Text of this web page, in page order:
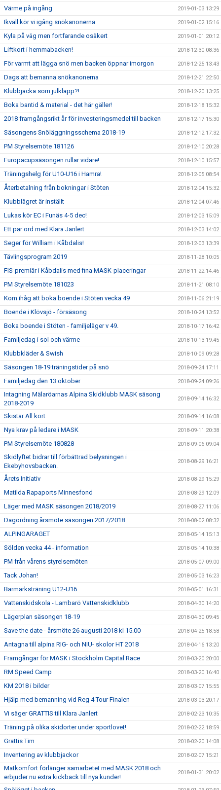
Värme på ingång 2019-01-03 13:29
Ikväll kör vi igång snökanonerna 2019-01-02 15:16
Kyla på väg men fortfarande osäkert 2019-01-01 20:12
Liftkort i hemmabacken! 2018-12-30 08:36
För varmt att lägga snö men backen öppnar imorgon 2018-12-25 13:43
Dags att bemanna snökanonerna 2018-12-21 22:50
Klubbjacka som julklapp?! 2018-12-20 13:25
Boka bantid & material - det här gäller! 2018-12-18 15:32
2018 framgångsrikt år för investeringsmedel till backen 2018-12-17 15:30
Säsongens Snöläggningsschema 2018-19 2018-12-12 17:32
PM Styrelsemöte 181126 2018-12-10 20:28
Europacupsäsongen rullar vidare! 2018-12-10 15:57
Träningshelg för U10-U16 i Hamra! 2018-12-05 08:54
Återbetalning från bokningar i Stöten 2018-12-04 15:32
Klubblägret är inställt 2018-12-04 07:46
Lukas kör EC i Funäs 4-5 dec! 2018-12-03 15:09
Ett par ord med Klara Janlert 2018-12-03 14:02
Seger för William i Kåbdalis! 2018-12-03 13:39
Tävlingsprogram 2019 2018-11-28 10:05
FIS-premiär i Kåbdalis med fina MASK-placeringar 2018-11-22 14:46
PM Styrelsemöte 181023 2018-11-21 08:10
Kom ihåg att boka boende i Stöten vecka 49 2018-11-06 21:19
Boende i Klövsjö - försäsong 2018-10-24 13:52
Boka boende i Stöten - familjeläger v 49. 2018-10-17 16:42
Familjedag i sol och värme 2018-10-13 19:45
Klubbkläder & Swish 2018-10-09 09:28
Säsongen 18-19 träningstider på snö 2018-09-24 17:11
Familjedag den 13 oktober 2018-09-24 09:26
Intagning Mälaröarnas Alpina Skidklubb MASK säsong
2018-2019
2018-09-14 16:32
Skistar All kort 2018-09-14 16:08
Nya krav på ledare i MASK 2018-09-11 20:38
PM Styrelsemöte 180828 2018-09-06 09:04
Skidlyftet bidrar till förbättrad belysningen i
Ekebyhovsbacken.
2018-08-29 16:21
Årets Initiativ 2018-08-29 15:29
Matilda Rapaports Minnesfond 2018-08-29 12:09
Läger med MASK säsongen 2018/2019 2018-08-27 11:06
Dagordning årsmöte säsongen 2017/2018 2018-08-02 08:32
ALPINGARAGET 2018-05-14 15:13
Sölden vecka 44 - information 2018-05-14 10:38
PM från vårens styrelsemöten 2018-05-07 09:00
Tack Johan! 2018-05-03 16:23
Barmarksträning U12-U16 2018-05-01 16:31
Vattenskidskola - Lambarö Vattenskidklubb 2018-04-30 14:20
Lägerplan säsongen 18-19 2018-04-30 09:45
Save the date - årsmöte 26 augusti 2018 kl 15.00 2018-04-25 18:58
Antagna till alpina RIG- och NIU- skolor HT 2018 2018-04-16 13:20
Framgångar för MASK i Stockholm Capital Race 2018-03-20 20:00
RM Speed Camp 2018-03-20 16:40
KM 2018 i bilder 2018-03-07 15:55
Hjälp med bemanning vid Reg 4 Tour Finalen 2018-03-03 20:17
Vi säger GRATTIS till Klara Janlert 2018-02-23 10:35
Träning på olika skidorter under sportlovet! 2018-02-22 18:59
Grattis Tim 2018-02-20 14:08
Inventering av klubbjackor 2018-02-07 15:21
Matkomfort förlänger samarbetet med MASK 2018 och
erbjuder nu extra kickback till nya kunder!
2018-01-31 20:02